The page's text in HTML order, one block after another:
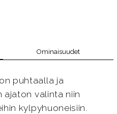
Ominaisuudet
puhtaalla ja
valinta niin
kylpyhuoneisiin.